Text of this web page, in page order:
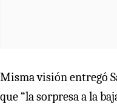
Misma visión entregó
que “la sorpresa a la